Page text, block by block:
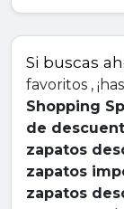
Si buscas
Shopping
de
zapatos
zapatos
zapatos